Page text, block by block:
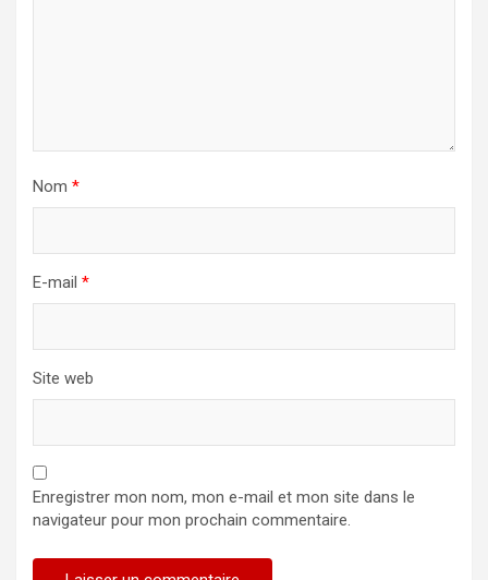
Nom *
E-mail *
Site web
Enregistrer mon nom, mon e-mail et mon site dans le
navigateur pour mon prochain commentaire.